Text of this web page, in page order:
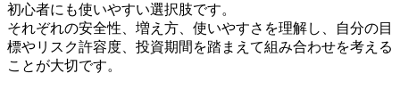
初心者にも使いやすい選択肢です。
それぞれの安全性、増え方、使いやすさを理解し、自分の目
標やリスク許容度、投資期間を踏まえて組み合わせを考える
ことが大切です。